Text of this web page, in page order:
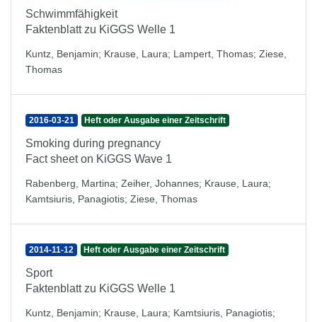
Schwimmfähigkeit
Faktenblatt zu KiGGS Welle 1
Kuntz, Benjamin; Krause, Laura; Lampert, Thomas; Ziese,
Thomas
2016-03-21 Heft oder Ausgabe einer Zeitschrift
Smoking during pregnancy
Fact sheet on KiGGS Wave 1
Rabenberg, Martina; Zeiher, Johannes; Krause, Laura;
Kamtsiuris, Panagiotis; Ziese, Thomas
2014-11-12 Heft oder Ausgabe einer Zeitschrift
Sport
Faktenblatt zu KiGGS Welle 1
Kuntz, Benjamin; Krause, Laura; Kamtsiuris, Panagiotis;